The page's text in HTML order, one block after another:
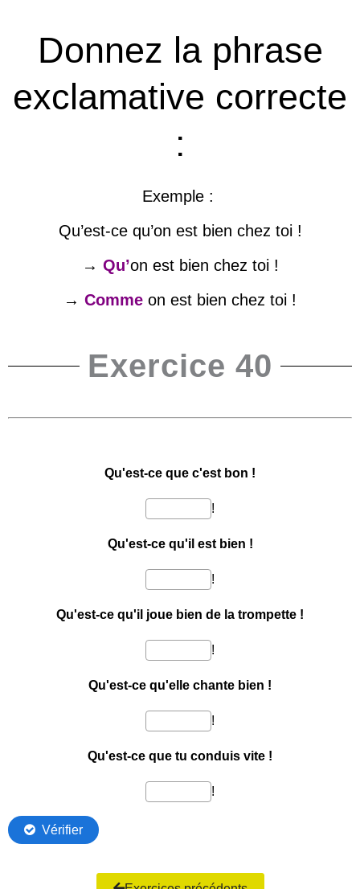
Donnez la phrase
exclamative correcte
:
Exemple :
Qu’est-ce qu’on est bien chez toi !
→ Qu’on est bien chez toi !
→ Comme on est bien chez toi !
Exercice 40